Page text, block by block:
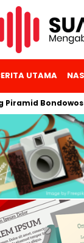
UTAMA
Bondowoso